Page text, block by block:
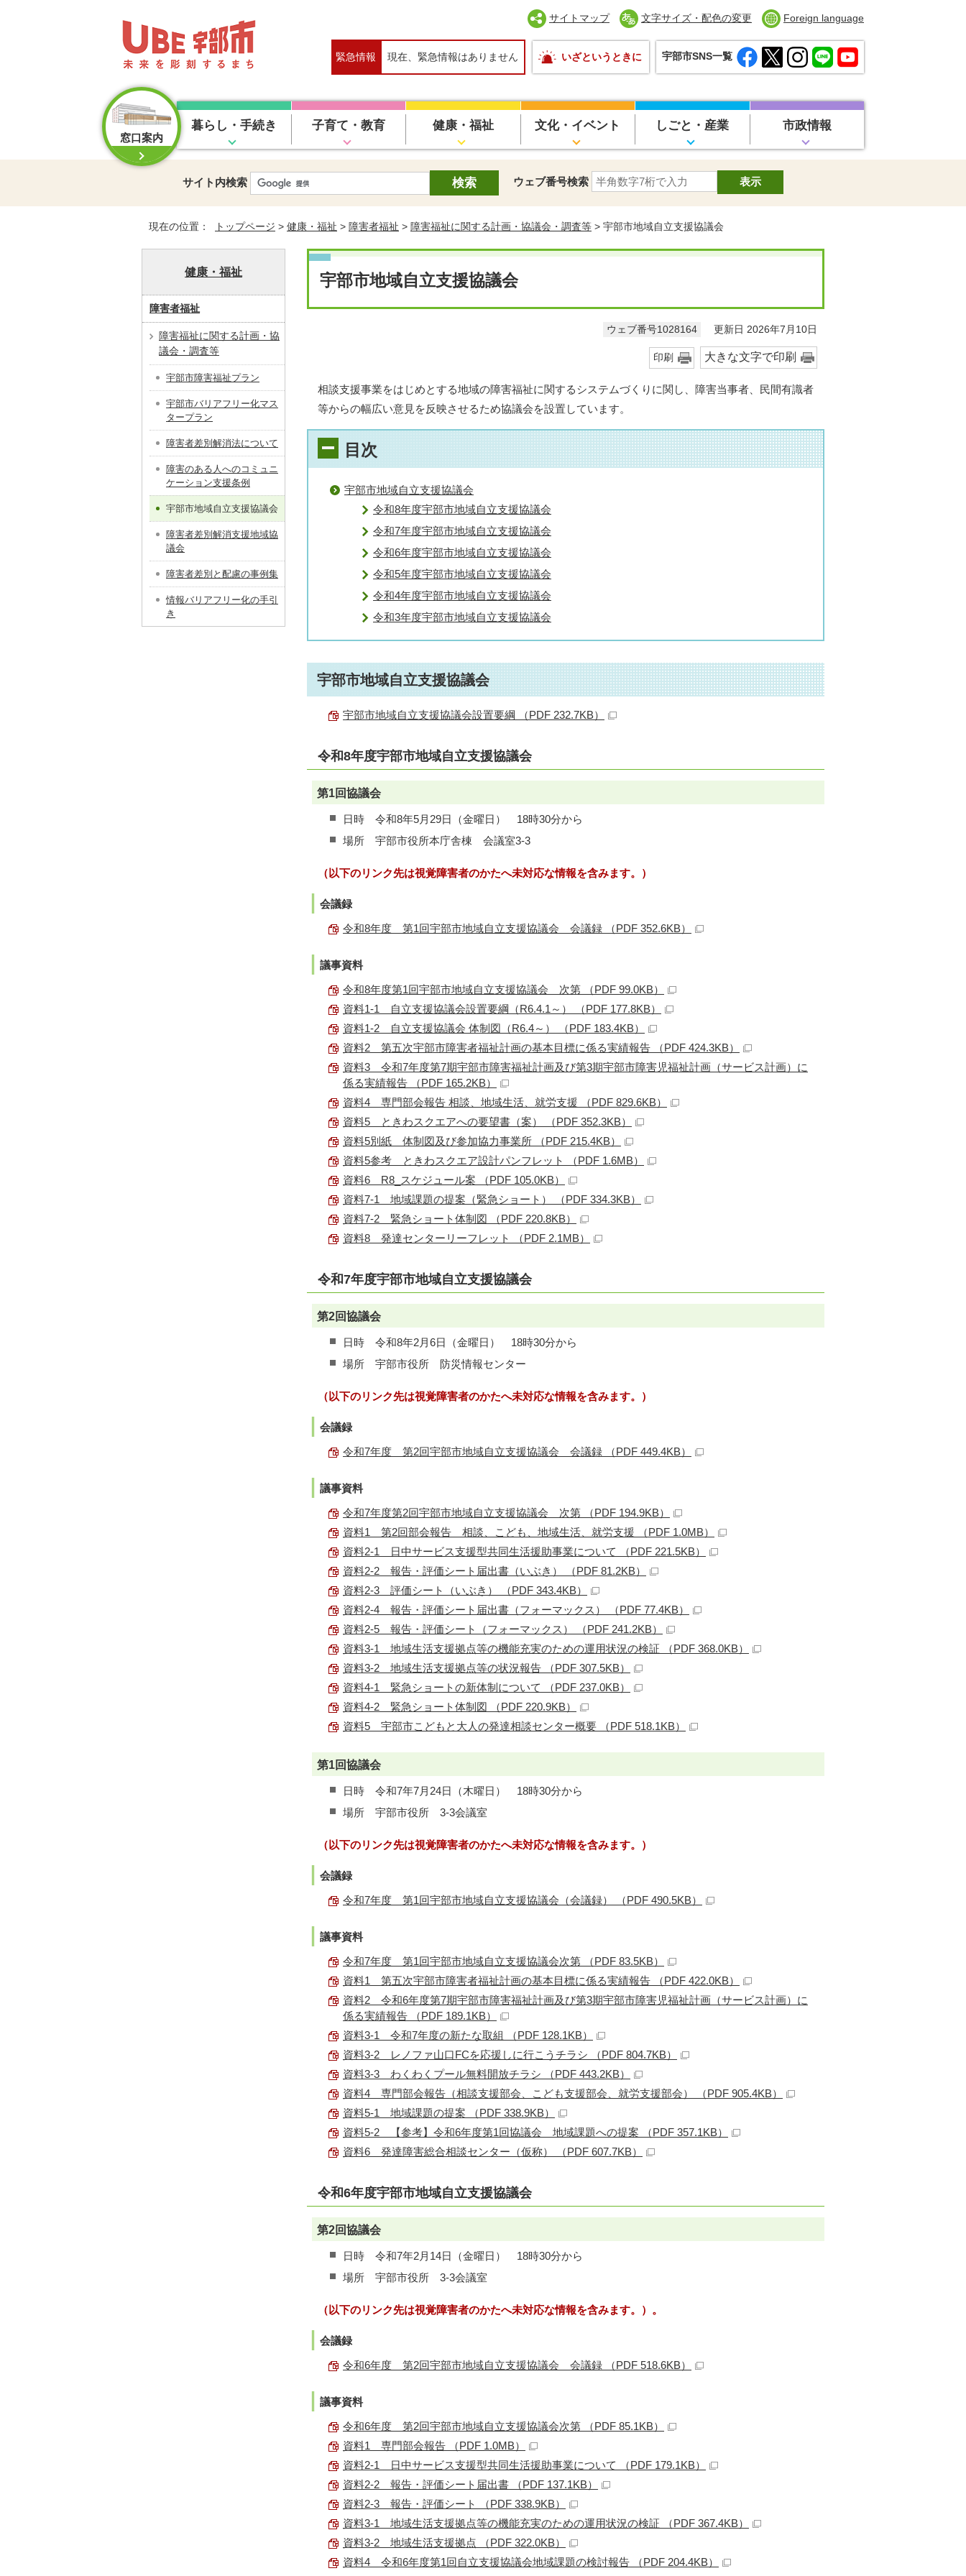
サイトマップ 文字サイズ・配色の変更 Foreign language
緊急情報 現在、緊急情報はありません いざというときに 宇部市SNS一覧
窓口案内
暮らし・手続き 子育て・教育 健康・福祉 文化・イベント しごと・産業 市政情報
サイト内検索 ウェブ番号検索
現在の位置： トップページ > 健康・福祉 > 障害者福祉 > 障害福祉に関する計画・協議会・調査等 > 宇部市地域自立支援協議会
宇部市地域自立支援協議会
ウェブ番号1028164 更新日 2026年7月10日
印刷 大きな文字で印刷
相談支援事業をはじめとする地域の障害福祉に関するシステムづくりに関し、障害当事者、民間有識者
等からの幅広い意見を反映させるため協議会を設置しています。
目次
宇部市地域自立支援協議会
令和8年度宇部市地域自立支援協議会
令和7年度宇部市地域自立支援協議会
令和6年度宇部市地域自立支援協議会
令和5年度宇部市地域自立支援協議会
令和4年度宇部市地域自立支援協議会
令和3年度宇部市地域自立支援協議会
宇部市地域自立支援協議会
宇部市地域自立支援協議会設置要綱 （PDF 232.7KB）
令和8年度宇部市地域自立支援協議会
第1回協議会
日時 令和8年5月29日（金曜日） 18時30分から
場所 宇部市役所本庁舎棟 会議室3-3
（以下のリンク先は視覚障害者のかたへ未対応な情報を含みます。）
会議録
令和8年度 第1回宇部市地域自立支援協議会 会議録 （PDF 352.6KB）
議事資料
令和8年度第1回宇部市地域自立支援協議会 次第 （PDF 99.0KB）
資料1-1 自立支援協議会設置要綱（R6.4.1～） （PDF 177.8KB）
資料1-2 自立支援協議会 体制図（R6.4～） （PDF 183.4KB）
資料2 第五次宇部市障害者福祉計画の基本目標に係る実績報告 （PDF 424.3KB）
資料3 令和7年度第7期宇部市障害福祉計画及び第3期宇部市障害児福祉計画（サービス計画）に
係る実績報告 （PDF 165.2KB）
資料4 専門部会報告 相談、地域生活、就労支援 （PDF 829.6KB）
資料5 ときわスクエアへの要望書（案） （PDF 352.3KB）
資料5別紙 体制図及び参加協力事業所 （PDF 215.4KB）
資料5参考 ときわスクエア設計パンフレット （PDF 1.6MB）
資料6 R8_スケジュール案 （PDF 105.0KB）
資料7-1 地域課題の提案（緊急ショート） （PDF 334.3KB）
資料7-2 緊急ショート体制図 （PDF 220.8KB）
資料8 発達センターリーフレット （PDF 2.1MB）
令和7年度宇部市地域自立支援協議会
第2回協議会
日時 令和8年2月6日（金曜日） 18時30分から
場所 宇部市役所 防災情報センター
（以下のリンク先は視覚障害者のかたへ未対応な情報を含みます。）
会議録
令和7年度 第2回宇部市地域自立支援協議会 会議録 （PDF 449.4KB）
議事資料
令和7年度第2回宇部市地域自立支援協議会 次第 （PDF 194.9KB）
資料1 第2回部会報告 相談、こども、地域生活、就労支援 （PDF 1.0MB）
資料2-1 日中サービス支援型共同生活援助事業について （PDF 221.5KB）
資料2-2 報告・評価シート届出書（いぶき） （PDF 81.2KB）
資料2-3 評価シート（いぶき） （PDF 343.4KB）
資料2-4 報告・評価シート届出書（フォーマックス） （PDF 77.4KB）
資料2-5 報告・評価シート（フォーマックス） （PDF 241.2KB）
資料3-1 地域生活支援拠点等の機能充実のための運用状況の検証 （PDF 368.0KB）
資料3-2 地域生活支援拠点等の状況報告 （PDF 307.5KB）
資料4-1 緊急ショートの新体制について （PDF 237.0KB）
資料4-2 緊急ショート体制図 （PDF 220.9KB）
資料5 宇部市こどもと大人の発達相談センター概要 （PDF 518.1KB）
第1回協議会
日時 令和7年7月24日（木曜日） 18時30分から
場所 宇部市役所 3-3会議室
（以下のリンク先は視覚障害者のかたへ未対応な情報を含みます。）
会議録
令和7年度 第1回宇部市地域自立支援協議会（会議録） （PDF 490.5KB）
議事資料
令和7年度 第1回宇部市地域自立支援協議会次第 （PDF 83.5KB）
資料1 第五次宇部市障害者福祉計画の基本目標に係る実績報告 （PDF 422.0KB）
資料2 令和6年度第7期宇部市障害福祉計画及び第3期宇部市障害児福祉計画（サービス計画）に
係る実績報告 （PDF 189.1KB）
資料3-1 令和7年度の新たな取組 （PDF 128.1KB）
資料3-2 レノファ山口FCを応援しに行こうチラシ （PDF 804.7KB）
資料3-3 わくわくプール無料開放チラシ （PDF 443.2KB）
資料4 専門部会報告（相談支援部会、こども支援部会、就労支援部会） （PDF 905.4KB）
資料5-1 地域課題の提案 （PDF 338.9KB）
資料5-2 【参考】令和6年度第1回協議会 地域課題への提案 （PDF 357.1KB）
資料6 発達障害総合相談センター（仮称） （PDF 607.7KB）
令和6年度宇部市地域自立支援協議会
第2回協議会
日時 令和7年2月14日（金曜日） 18時30分から
場所 宇部市役所 3-3会議室
（以下のリンク先は視覚障害者のかたへ未対応な情報を含みます。）。
会議録
令和6年度 第2回宇部市地域自立支援協議会 会議録 （PDF 518.6KB）
議事資料
令和6年度 第2回宇部市地域自立支援協議会次第 （PDF 85.1KB）
資料1 専門部会報告 （PDF 1.0MB）
資料2-1 日中サービス支援型共同生活援助事業について （PDF 179.1KB）
資料2-2 報告・評価シート届出書 （PDF 137.1KB）
資料2-3 報告・評価シート （PDF 338.9KB）
資料3-1 地域生活支援拠点等の機能充実のための運用状況の検証 （PDF 367.4KB）
資料3-2 地域生活支援拠点 （PDF 322.0KB）
資料4 令和6年度第1回自立支援協議会地域課題の検討報告 （PDF 204.4KB）
健康・福祉
障害者福祉
障害福祉に関する計画・協
議会・調査等
宇部市障害福祉プラン
宇部市バリアフリー化マス
タープラン
障害者差別解消法について
障害のある人へのコミュニ
ケーション支援条例
宇部市地域自立支援協議会
障害者差別解消支援地域協
議会
障害者差別と配慮の事例集
情報バリアフリー化の手引
き